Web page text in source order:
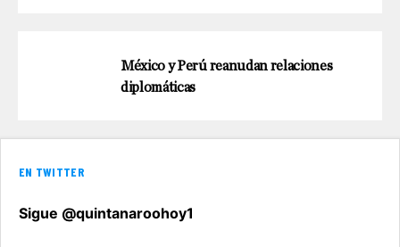
México y Perú reanudan relaciones
diplomáticas
EN TWITTER
Sigue @quintanaroohoy1